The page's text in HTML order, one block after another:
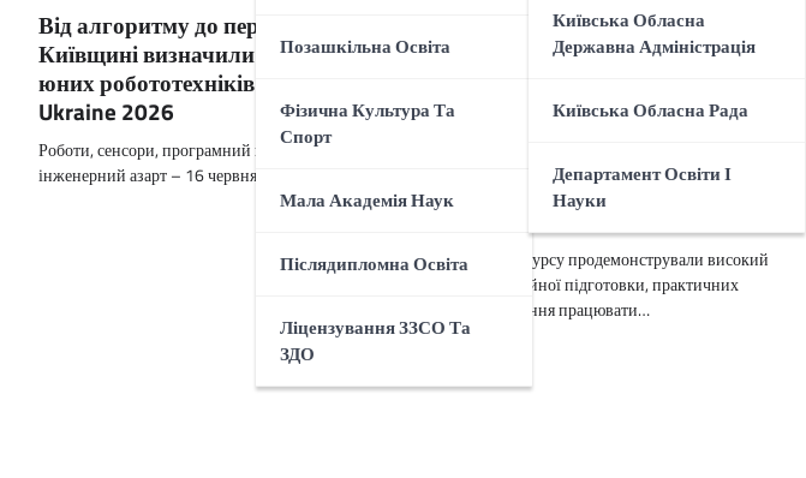
Позашкільна Освіта
Фізична Культура Та
Спорт
Мала Академія Наук
Післядипломна Освіта
Ліцензування ЗЗСО Та
ЗДО
Київська Обласна
Державна Адміністрація
Київська Обласна Рада
Департамент Освіти І
Науки
Від алгоритму до перемоги: на
Київщині визначили найкращих
юних робототехніків WorldSkills
Ukraine 2026
Роботи, сенсори, програмний код і справжній
інженерний азарт – 16 червня 2026 року…
17 червня ДНЗ «Професійний
ліцей м. Українки» став
Всеукраїнського конкурсу
«WorldSkills Ukraine – 2026» за
компетенцією «Зварювальні
роботи».
Учасники конкурсу продемонстрували високий
рівень професійної підготовки, практичних
навичок та вміння працювати…